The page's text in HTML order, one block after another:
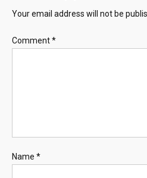
Your email address will not be
Comment*
Name *